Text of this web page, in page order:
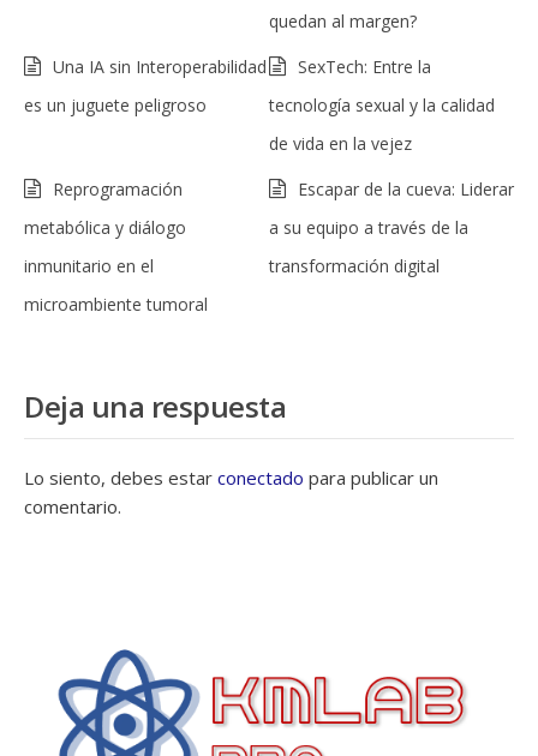
quedan al margen?
Una IA sin Interoperabilidad
es un juguete peligroso
SexTech: Entre la
tecnología sexual y la calidad
de vida en la vejez
Reprogramación
metabólica y diálogo
inmunitario en el
microambiente tumoral
Escapar de la cueva: Liderar
a su equipo a través de la
transformación digital
Deja una respuesta
Lo siento, debes estar conectado para publicar un
comentario.